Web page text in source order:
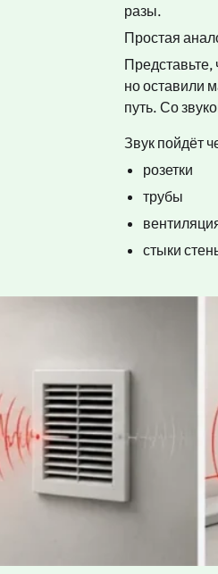
разы.
Простая
но оставили
путь. Со
Звук пойдёт
розетки
трубы
стыки